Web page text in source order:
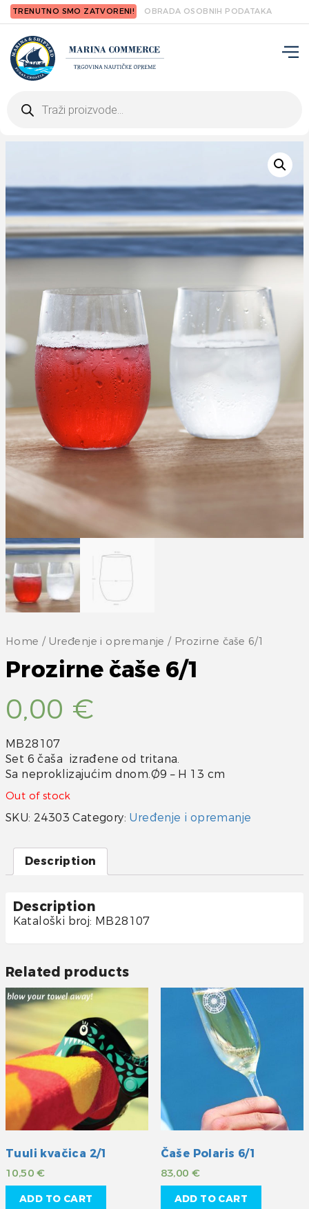
TRENUTNO SMO ZATVORENI! OBRADA OSOBNIH PODATAKA
search
Home / Uređenje i opremanje / Prozirne čaše 6/1
Prozirne čaše 6/1
0,00 €
MB28107
Set 6 čaša izrađene od tritana.
Sa neproklizajućim dnom.Ø9 – H 13 cm
Out of stock
SKU: 24303 Category: Uređenje i opremanje
Description
Description
Kataloški broj: MB28107
Related products
Tuuli kvačica 2/1
10,50€
ADD TO CART
Čaše Polaris 6/1
83,00€
ADD TO CART